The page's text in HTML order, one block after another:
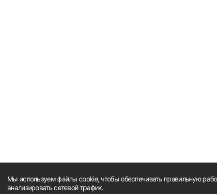
Мы используем файлы cookie, чтобы обеспечивать правильную
анализировать сетевой трафик.